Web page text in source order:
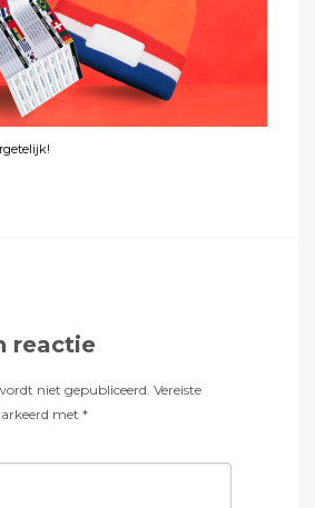
reactie
niet gepubliceerd. Vereiste
met *